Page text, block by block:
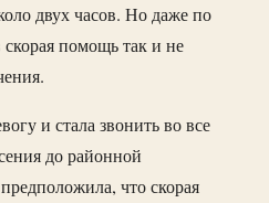
двух часов. Но даже по
помощь так и не
и стала звонить во все
до районной
что скорая